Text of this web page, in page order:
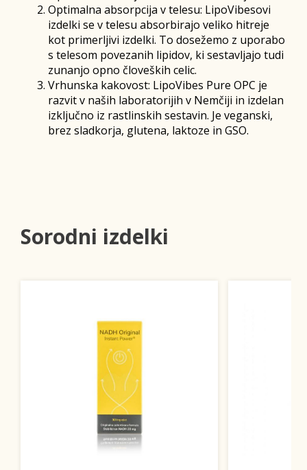
Optimalna absorpcija v telesu: LipoVibesovi
izdelki se v telesu absorbirajo veliko hitreje
kot primerljivi izdelki. To dosežemo z uporabo
s telesom povezanih lipidov, ki sestavljajo tudi
zunanjo opno človeških celic.
Vrhunska kakovost: LipoVibes Pure OPC je
razvit v naših laboratorijih v Nemčiji in izdelan
izključno iz rastlinskih sestavin. Je veganski,
brez sladkorja, glutena, laktoze in GSO.
Sorodni izdelki